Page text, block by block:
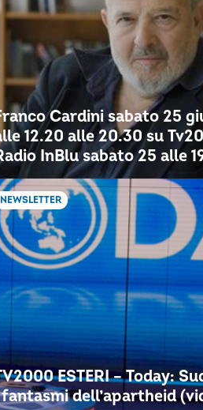
Cardini sabato 25
12.20 alle 20.30 su
InBlu sabato 25 alle
NEWSLETTER
ESTERI – Today:
dell’apartheid